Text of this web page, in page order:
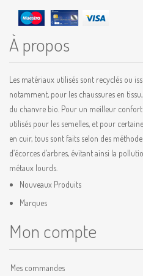
À propos
Les matériaux utilisés sont recyclés ou
notamment, pour les chaussures en
du chanvre bio. Pour un meilleur
utilisés pour les semelles, et pour
en cuir, tous sont faits selon des
d’écorces d’arbres, évitant ainsi la
métaux lourds.
Nouveaux Produits
Marques
Mon compte
Mes commandes